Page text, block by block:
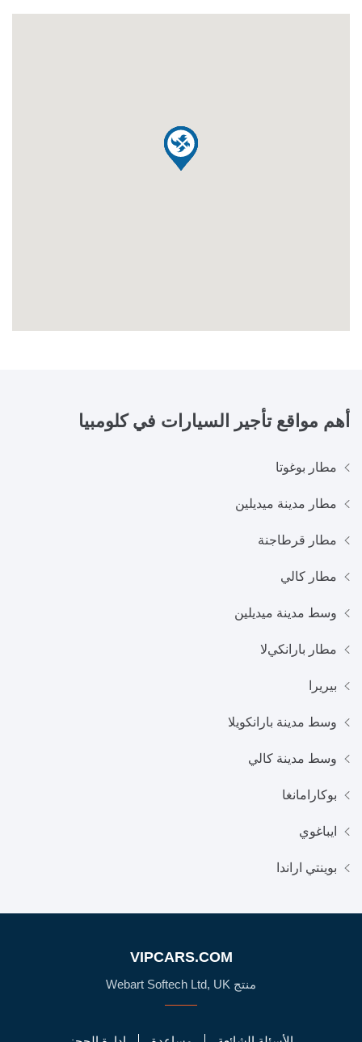
أهم مواقع تأجير السيارات فيكلومبيا
مطار بوغوتا
مطار مدينة ميديلين
مطار قرطاجنة
مطار كالي
وسط مدينة ميديلين
مطار بارانكيﻻ
بيريرا
وسط مدينة بارانكويلا
وسط مدينة كالي
بوكارامانغا
ايباغوي
بوينتي اراندا
VIPCARS.COM
منتج Webart Softech Ltd, UK